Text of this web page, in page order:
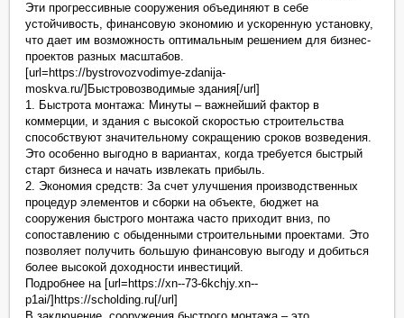
Эти прогрессивные сооружения объединяют в себе
устойчивость, финансовую экономию и ускоренную установку,
что дает им возможность оптимальным решением для бизнес-
проектов разных масштабов.
[url=https://bystrovozvodimye-zdanija-
moskva.ru/]Быстровозводимые здания[/url]
1. Быстрота монтажа: Минуты – важнейший фактор в
коммерции, и здания с высокой скоростью строительства
способствуют значительному сокращению сроков возведения.
Это особенно выгодно в вариантах, когда требуется быстрый
старт бизнеса и начать извлекать прибыль.
2. Экономия средств: За счет улучшения производственных
процедур элементов и сборки на объекте, бюджет на
сооружения быстрого монтажа часто приходит вниз, по
сопоставлению с обыденными строительными проектами. Это
позволяет получить большую финансовую выгоду и добиться
более высокой доходности инвестиций.
Подробнее на [url=https://xn--73-6kchjy.xn--
p1ai/]https://scholding.ru[/url]